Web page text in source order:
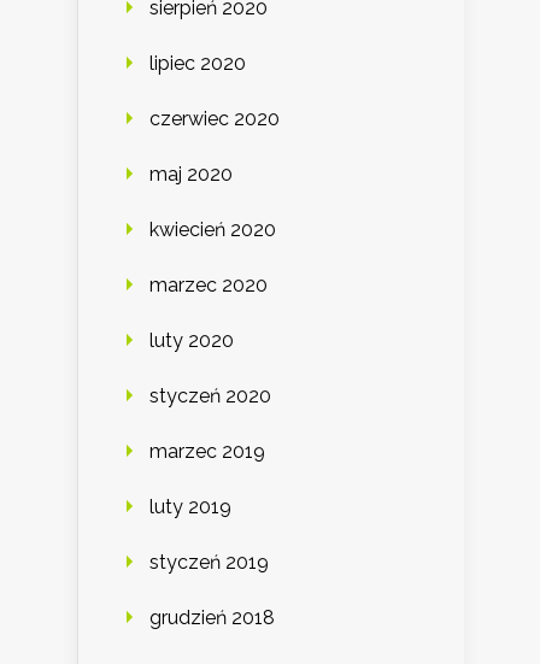
sierpień 2020
lipiec 2020
czerwiec 2020
maj 2020
kwiecień 2020
marzec 2020
luty 2020
styczeń 2020
marzec 2019
luty 2019
styczeń 2019
grudzień 2018